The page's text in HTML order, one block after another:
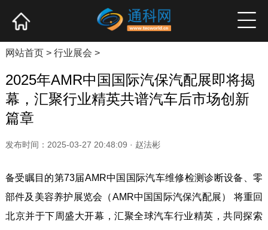
产业资讯 企业新品 高端访谈
网站首页> 行业展会 >
2025年AMR中国国际汽保汽配展即将揭
幕，汇聚行业精英共谱汽车后市场创新
篇章
发布时间：2025-03-27 20:48:09 · 赵法彬
备受瞩目的第73届AMR中国国际汽车维修检测诊断设备、零
部件及美容养护展览会（AMR中国国际汽保汽配展） 将重回
北京并于下周盛大开幕，汇聚全球汽车行业精英，共同探索